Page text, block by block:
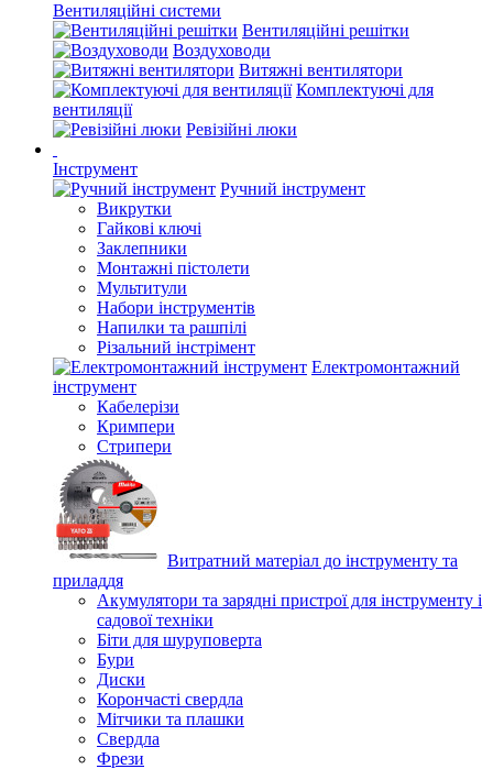
Вентиляційні системи
Вентиляційні решітки
Воздуховоди
Витяжні вентилятори
Комплектуючі для
вентиляції
Ревізійні люки
Інструмент
Ручний інструмент
Викрутки
Гайкові ключі
Заклепники
Монтажні пістолети
Мультитули
Набори інструментів
Напилки та рашпілі
Різальний інстрімент
Електромонтажний
інструмент
Кабелерізи
Кримпери
Стрипери
Витратний матеріал до інструменту та
приладдя
Акумулятори та зарядні пристрої для інструменту і
садової техніки
Біти для шуруповерта
Бури
Диски
Корончасті свердла
Мітчики та плашки
Свердла
Фрези